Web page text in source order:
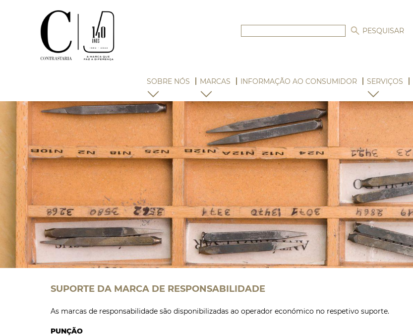
SOBRE NÓS MARCAS INFORMAÇÃO AO CONSUMIDOR SERVIÇOS
SUPORTE DA MARCA DE RESPONSABILIDADE
As marcas de responsabilidade são disponibilizadas ao operador económico no respetivo suporte.
PUNÇÃO